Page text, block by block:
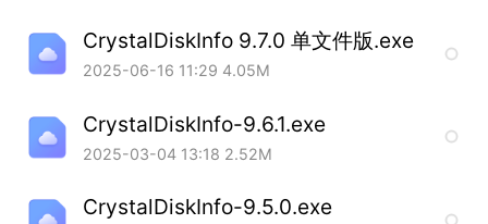
CrystalDiskInfo 9.7.0 单文件版.exe
2025-06-16 11:29 4.05M
CrystalDiskInfo-9.6.1.exe
2025-03-04 13:18 2.52M
CrystalDiskInfo-9.5.0.exe